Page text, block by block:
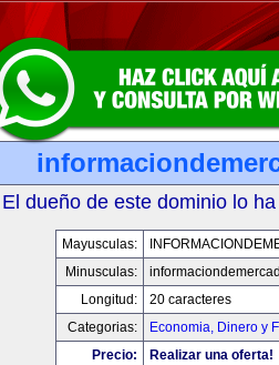
El dueño de este dominio lo
Mayusculas:
Minusculas:
Longitud:
20 caracteres
Categorias:
Economia, Dinero y
Precio:
Realizar una oferta!